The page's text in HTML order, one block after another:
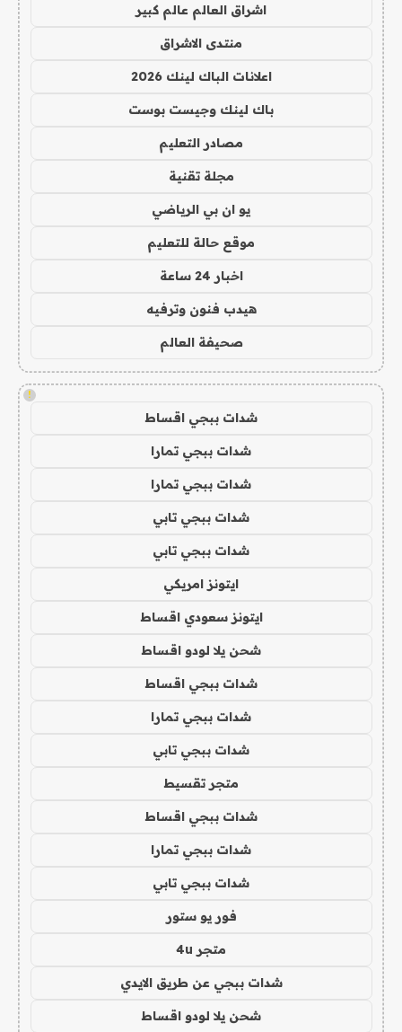
اشراق العالم عالم كبير
منتدى الاشراق
اعلانات الباك لينك 2026
باك لينك وجيست بوست
مصادر التعليم
مجلة تقنية
يو ان بي الرياضي
موقع حالة للتعليم
اخبار 24 ساعة
هيدب فنون وترفيه
صحيفة العالم
!
شدات ببجي اقساط
شدات ببجي تمارا
شدات ببجي تمارا
شدات ببجي تابي
شدات ببجي تابي
ايتونز امريكي
ايتونز سعودي اقساط
شحن يلا لودو اقساط
شدات ببجي اقساط
شدات ببجي تمارا
شدات ببجي تابي
متجر تقسيط
شدات ببجي اقساط
شدات ببجي تمارا
شدات ببجي تابي
فور يو ستور
متجر 4u
شدات ببجي عن طريق الايدي
شحن يلا لودو اقساط